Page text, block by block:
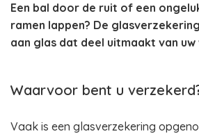
Een bal door de ruit of een
ramen lappen? De
aan glas dat deel uitmaakt van uw
Waarvoor bent u
Vaak is een glasverzekering